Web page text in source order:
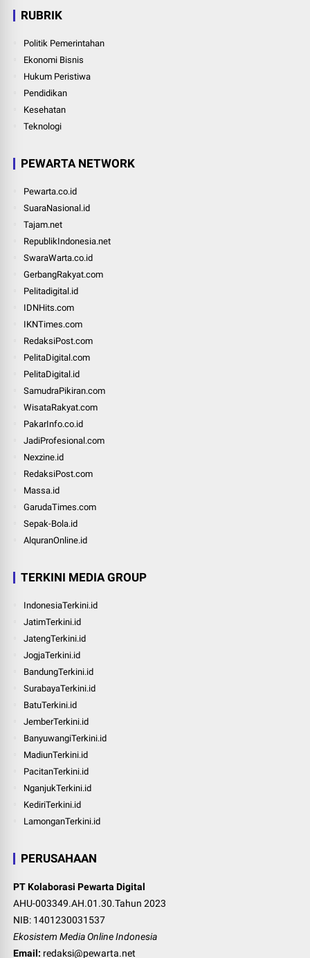
RUBRIK
Politik Pemerintahan
Ekonomi Bisnis
Hukum Peristiwa
Pendidikan
Kesehatan
Teknologi
PEWARTA NETWORK
Pewarta.co.id
SuaraNasional.id
Tajam.net
RepublikIndonesia.net
SwaraWarta.co.id
GerbangRakyat.com
Pelitadigital.id
IDNHits.com
IKNTimes.com
RedaksiPost.com
PelitaDigital.com
PelitaDigital.id
SamudraPikiran.com
WisataRakyat.com
PakarInfo.co.id
JadiProfesional.com
Nexzine.id
RedaksiPost.com
Massa.id
GarudaTimes.com
Sepak-Bola.id
AlquranOnline.id
TERKINI MEDIA GROUP
IndonesiaTerkini.id
JatimTerkini.id
JatengTerkini.id
JogjaTerkini.id
BandungTerkini.id
SurabayaTerkini.id
BatuTerkini.id
JemberTerkini.id
BanyuwangiTerkini.id
MadiunTerkini.id
PacitanTerkini.id
NganjukTerkini.id
KediriTerkini.id
LamonganTerkini.id
PERUSAHAAN
PT Kolaborasi Pewarta Digital
AHU-003349.AH.01.30.Tahun 2023
NIB: 1401230031537
Ekosistem Media Online Indonesia
Email: redaksi@pewarta.net